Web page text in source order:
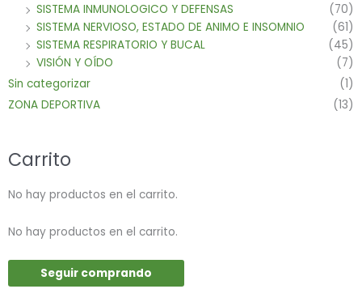
SISTEMA INMUNOLOGICO Y DEFENSAS
(70)
SISTEMA NERVIOSO, ESTADO DE ANIMO E INSOMNIO
(61)
SISTEMA RESPIRATORIO Y BUCAL
(45)
VISIÓN Y OÍDO
(7)
Sin categorizar
(1)
ZONA DEPORTIVA
(13)
Carrito
No hay productos en el carrito.
No hay productos en el carrito.
Seguir comprando